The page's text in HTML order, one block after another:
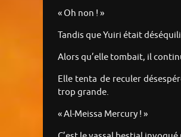
« Oh non ! »
Tandis que Yuiri était
Alors qu’elle tombait, il
Elle tenta de reculer
trop grande.
« Al-Meissa Mercury ! »